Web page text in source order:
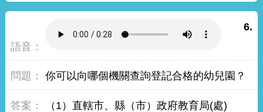
6.
你可以向哪個機關查詢登記合格的幼兒園？
（1）直轄市、縣（市）政府教育局(處)